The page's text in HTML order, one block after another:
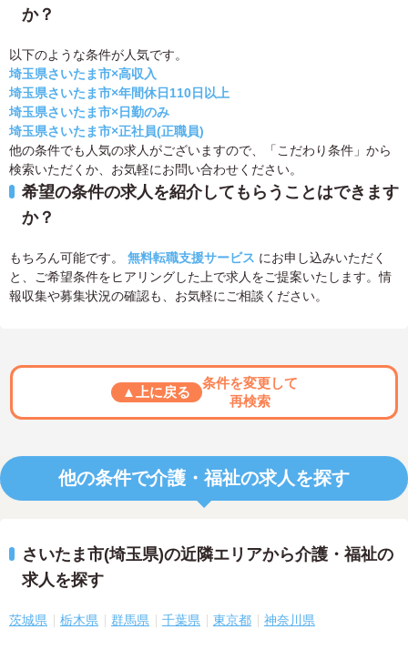
か？
以下のような条件が人気です。
埼玉県さいたま市×高収入
埼玉県さいたま市×年間休日110日以上
埼玉県さいたま市×日勤のみ
埼玉県さいたま市×正社員(正職員)
他の条件でも人気の求人がございますので、「こだわり条件」から
検索いただくか、お気軽にお問い合わせください。
希望の条件の求人を紹介してもらうことはできます
か？
もちろん可能です。 無料転職支援サービス にお申し込みいただく
と、ご希望条件をヒアリングした上で求人をご提案いたします。情
報収集や募集状況の確認も、お気軽にご相談ください。
▲上に戻る
条件を変更して
再検索
他の条件で介護・福祉の求人を探す
さいたま市(埼玉県)の近隣エリアから介護・福祉の
求人を探す
茨城県 栃木県 群馬県 千葉県 東京都 神奈川県